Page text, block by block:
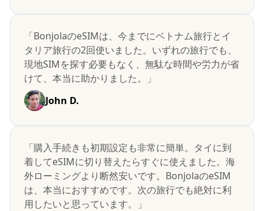
「BonjolaのeSIMは、今までにベトナム旅行とイ
タリア旅行の2回使いました。いずれの旅行でも、
現地SIMを探す必要もなく、無駄な時間や労力が省
けて、本当に助かりました。」
John D.
「購入手続きも初期設定も非常に簡単。タイに到
着してeSIMに切り替えたらすぐに使えました。海
外ローミングより断然安いです。BonjolaのeSIM
は、本当におすすめです。次の旅行でも絶対に利
用したいと思っています。」